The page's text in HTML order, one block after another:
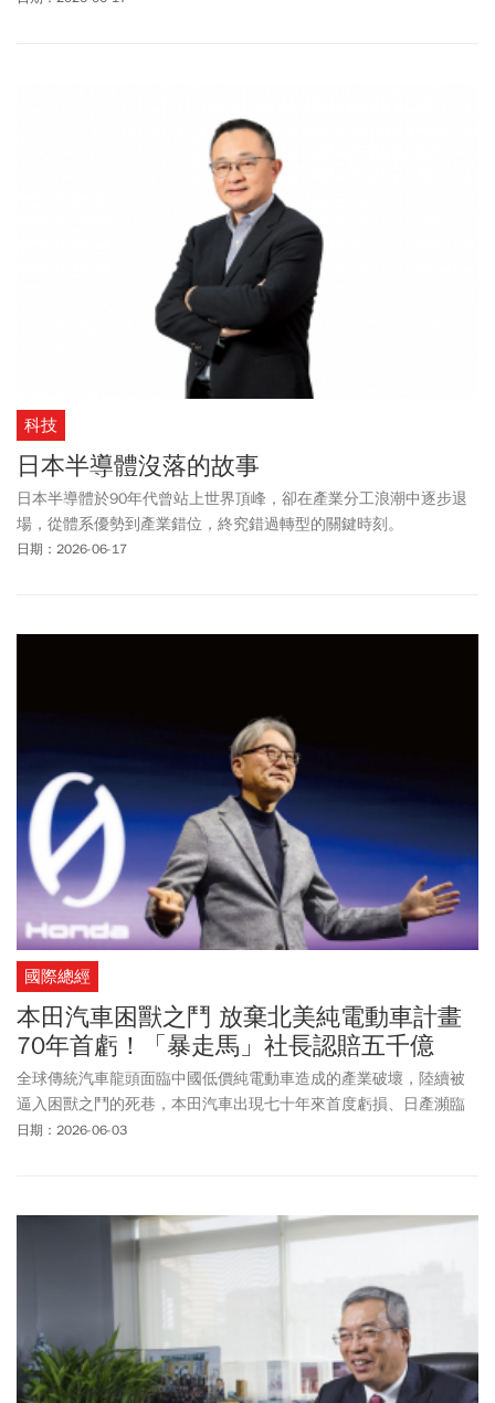
科技
日本半導體沒落的故事
日本半導體於90年代曾站上世界頂峰，卻在產業分工浪潮中逐步退
場，從體系優勢到產業錯位，終究錯過轉型的關鍵時刻。
日期：2026-06-17
國際總經
本田汽車困獸之鬥 放棄北美純電動車計畫
70年首虧！「暴走馬」社長認賠五千億
全球傳統汽車龍頭面臨中國低價純電動車造成的產業破壞，陸續被
逼入困獸之鬥的死巷，本田汽車出現七十年來首度虧損、日產瀕臨
破產，都是最新的案例。
日期：2026-06-03